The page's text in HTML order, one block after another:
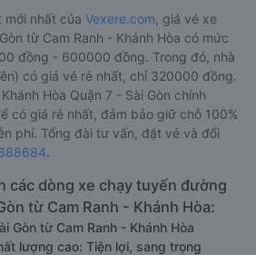
mới nhất của Vexere.com , giá vé xe
từ Cam Ranh - Khánh Hòa có mức
đồng - 600000 đồng. Trong đó, nhà
có giá vé rẻ nhất, chỉ 320000 đồng.
Hòa Quận 7 - Sài Gòn chính
có giá rẻ nhất, đảm bảo giữ chỗ 100%
phí. Tổng đài tư vấn, đặt vé và đổi
.
các dòng xe chạy tuyến đường
từ Cam Ranh - Khánh Hòa:
Gòn từ Cam Ranh - Khánh Hòa
lượng cao: Tiện lợi, sang trọng